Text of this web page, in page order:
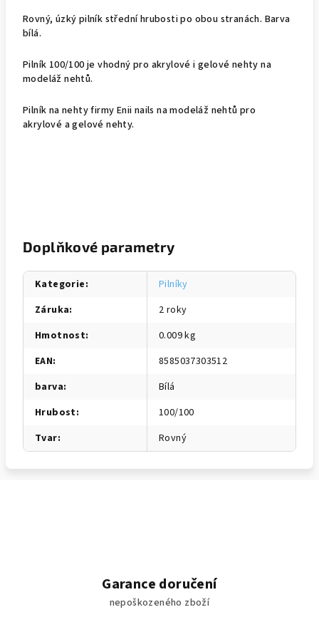
Rovný, úzký pilník střední hrubosti po obou stranách. Barva
bílá.
Pilník 100/100 je vhodný pro akrylové i gelové nehty na
modeláž nehtů.
Pilník na nehty firmy Enii nails na modeláž nehtů pro
akrylové a gelové nehty.
Doplňkové parametry
Kategorie:
Pilníky
Záruka:
2 roky
Hmotnost:
0.009 kg
EAN:
8585037303512
barva:
Bílá
Hrubost:
100/100
Tvar: Rovný
Garance doručení
nepoškozeného zboží